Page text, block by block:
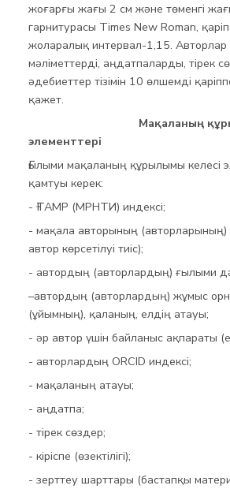
жоғарғы жағы 2 см және төменгі
гарнитурасы Times New Roman,
жоларалық интервал-1,15. Авторлар
мәліметтерді, аңдатпаларды, тірек
әдебиеттер тізімін 10 өлшемді
қажет.
Мақаланың
элементтері
Ғылыми мақаланың құрылымы келесі
қамтуы керек:
- ҒТАМР (МРНТИ) индексі;
- мақала авторының (авторларының)
автор көрсетілуі тиіс);
- автордың (авторлардың) ғылыми
–автордың (авторлардың) жұмыс
(ұйымның), қаланың, елдің атауы;
- әр автор үшін байланыс ақпараты
- авторлардың ORCID индексі;
- мақаланың атауы;
- аңдатпа;
- тірек сөздер;
- кіріспе (өзектілігі);
- зерттеу шарттары (бастапқы